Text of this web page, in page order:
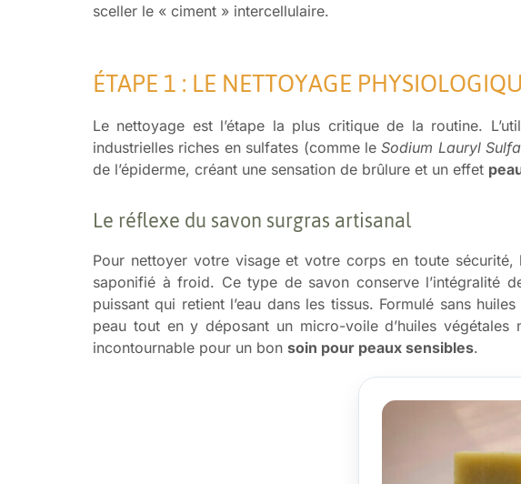
sceller le « ciment » intercellulaire.
ÉTAPE 1 : LE NETTOYAGE
Le nettoyage est l’étape la plus critique de la routine.
industrielles riches en sulfates (comme leSodium Lauryl
de l’épiderme, créant une sensation de brûlure et un effet
Le réflexe du savon surgras artisanal
Pour nettoyer votre visage et votre corps en toute sécurité,
saponifié à froid. Ce type de savon conserve l’intégralité
puissant qui retient l’eau dans les tissus. Formulé sans
peau tout en y déposant un micro-voile d’huiles
incontournable pour un bon soin pour peaux sensibles.